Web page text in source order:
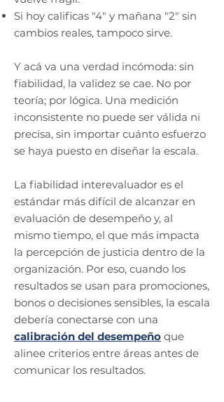
Si hoy calificas "4" y mañana "2" sin
cambios reales, tampoco sirve.
Y acá va una verdad incómoda: sin
fiabilidad, la validez se cae. No por
teoría; por lógica. Una medición
inconsistente no puede ser válida ni
precisa, sin importar cuánto esfuerzo
se haya puesto en diseñar la escala.
La fiabilidad interevaluador es el
estándar más difícil de alcanzar en
evaluación de desempeño y, al
mismo tiempo, el que más impacta
la percepción de justicia dentro de la
organización. Por eso, cuando los
resultados se usan para promociones,
bonos o decisiones sensibles, la escala
debería conectarse con una
calibración del desempeño que
alinee criterios entre áreas antes de
comunicar los resultados.